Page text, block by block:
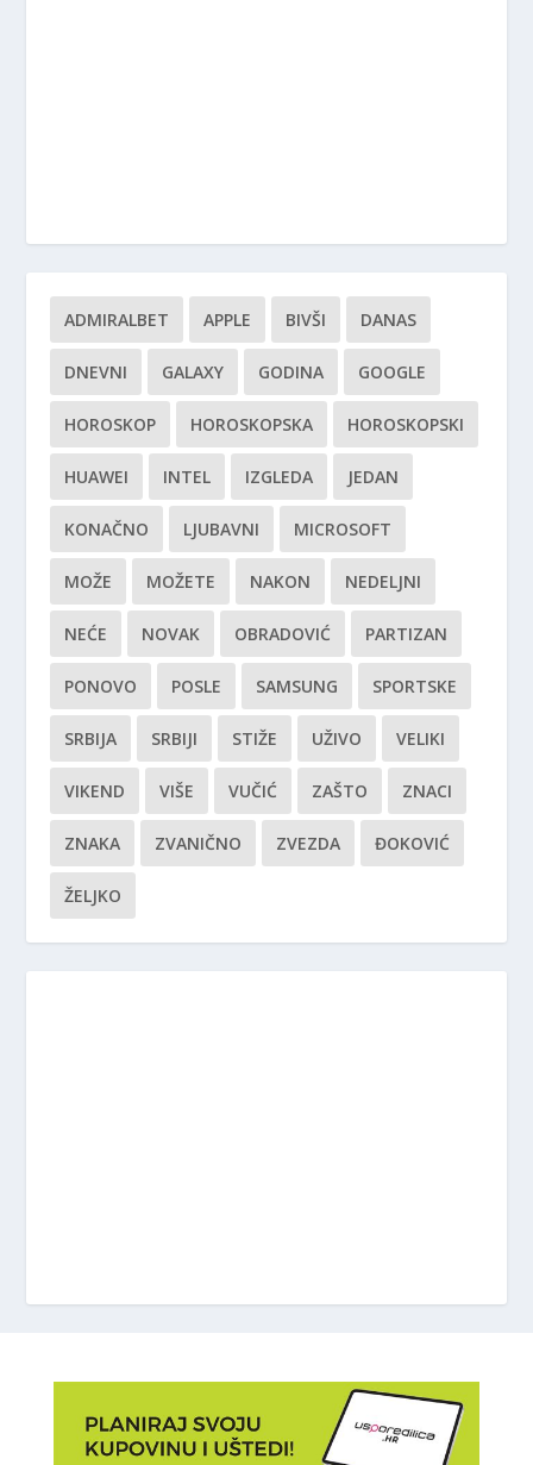
ADMIRALBET APPLE BIVŠI DANAS
DNEVNI GALAXY GODINA GOOGLE
HOROSKOP HOROSKOPSKA HOROSKOPSKI
HUAWEI INTEL IZGLEDA JEDAN
KONAČNO LJUBAVNI MICROSOFT
MOŽE MOŽETE NAKON NEDELJNI
NEĆE NOVAK OBRADOVIĆ PARTIZAN
PONOVO POSLE SAMSUNG SPORTSKE
SRBIJA SRBIJI STIŽE UŽIVO VELIKI
VIKEND VIŠE VUČIĆ ZAŠTO ZNACI
ZNAKA ZVANIČNO ZVEZDA ĐOKOVIĆ
ŽELJKO